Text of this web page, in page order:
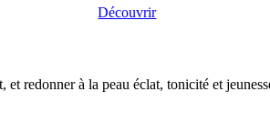
Découvrir
redonner à la peau éclat, tonicité et